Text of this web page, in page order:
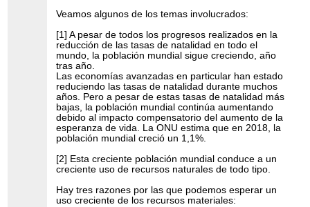
Veamos algunos de los temas involucrados:
[1] A pesar de todos los progresos realizados en la
reducción de las tasas de natalidad en todo el
mundo, la población mundial sigue creciendo, año
tras año.
Las economías avanzadas en particular han estado
reduciendo las tasas de natalidad durante muchos
años. Pero a pesar de estas tasas de natalidad más
bajas, la población mundial continúa aumentando
debido al impacto compensatorio del aumento de la
esperanza de vida. La ONU estima que en 2018, la
población mundial creció un 1,1%.
[2] Esta creciente población mundial conduce a un
creciente uso de recursos naturales de todo tipo.
Hay tres razones por las que podemos esperar un
uso creciente de los recursos materiales: